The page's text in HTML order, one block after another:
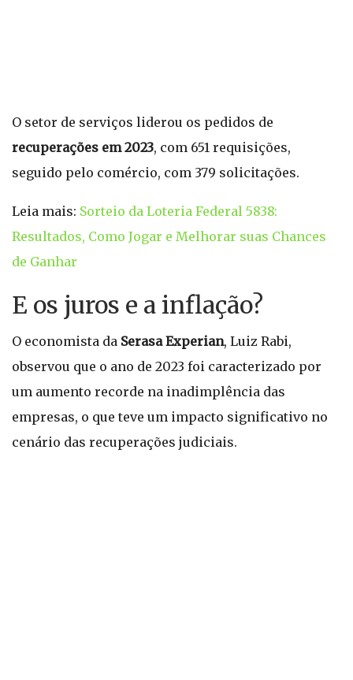
O setor de serviços liderou os pedidos de
recuperações em 2023, com 651 requisições,
seguido pelo comércio, com 379 solicitações.
Leia mais: Sorteio da Loteria Federal 5838:
Resultados, Como Jogar e Melhorar suas Chances
de Ganhar
E os juros e a inflação?
O economista da Serasa Experian, Luiz Rabi,
observou que o ano de 2023 foi caracterizado por
um aumento recorde na inadimplência das
empresas, o que teve um impacto significativo no
cenário das recuperações judiciais.